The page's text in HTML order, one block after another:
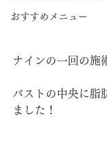
おすすめメニュー
ナインの一回の施
バストの中央に脂
ました！